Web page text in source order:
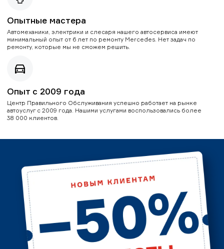
Опытные мастера
Автомеханики, электрики и слесаря нашего автосервиса имеют
минимальный опыт от 6 лет по ремонту Mercedes. Нет задач по
ремонту, которые мы не сможем решить.
Опыт с 2009 года
Центр Правильного Обслуживания успешно работает на рынке
автоуслуг с 2009 года. Нашими услугами воспользовались более
38 000 клиентов.